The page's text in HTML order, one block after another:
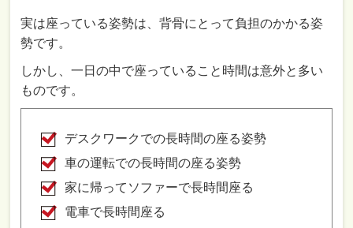
実は座っている姿勢は、背骨にとって負担のかかる姿
勢です。
しかし、一日の中で座っていること時間は意外と多い
ものです。
デスクワークでの長時間の座る姿勢
車の運転での長時間の座る姿勢
家に帰ってソファーで長時間座る
電車で長時間座る